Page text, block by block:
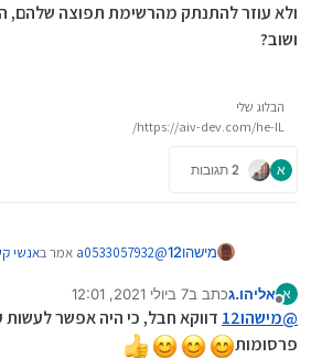
ולא עוזר להתנתק מהרשימת תפוצה שלהם,
ושוב?
הבלוג שלי
https://aiv-dev.com/he-IL/
א 2 תגובות
מישהו12 @
a0533057932 אמר באנשי
יש סיבה לכך שעוד לא יצרו
א אליהו.גכתב ב7 ביולי 2021, 12:01
נערך לאחרונה על ידי
@מישהו12
דווקא חבל, כי היה אפשר
פרסומות